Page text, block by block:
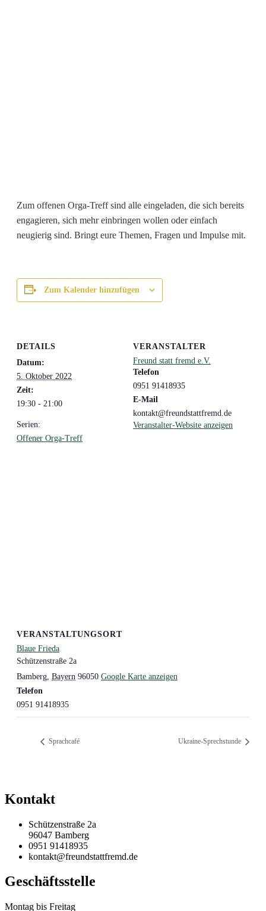
Zum offenen Orga-Treff sind alle eingeladen, die sich bereits
engagieren, sich mehr einbringen wollen oder einfach
neugierig sind. Bringt eure Themen, Fragen und Impulse mit.
Zum Kalender hinzufügen
DETAILS
Datum:
5. Oktober 2022
Zeit:
19:30 - 21:00
Serien:
Offener Orga-Treff
VERANSTALTER
Freund statt fremd e.V.
Telefon
0951 91418935
E-Mail
kontakt@freundstattfremd.de
Veranstalter-Website anzeigen
VERANSTALTUNGSORT
Blaue Frieda
Schützenstraße 2a
Bamberg Bayern 96050 Google Karte anzeigen
Telefon
0951 91418935
Sprachcafé Ukraine-Sprechstunde
Kontakt
Schützenstraße 2a
96047 Bamberg
0951 91418935
kontakt@freundstattfremd.de
Geschäftsstelle
Montag bis Freitag